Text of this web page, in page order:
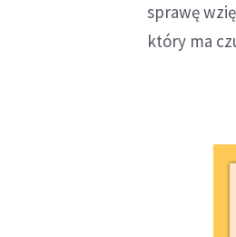
sprawę
który ma